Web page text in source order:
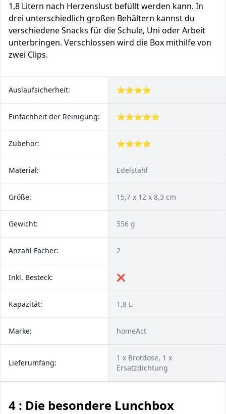
1,8 Litern nach Herzenslust befüllt werden kann. In
drei unterschiedlich großen Behältern kannst du
verschiedene Snacks für die Schule, Uni oder Arbeit
unterbringen. Verschlossen wird die Box mithilfe von
zwei Clips.
Auslaufsicherheit: ⭐⭐⭐⭐
Einfachheit der Reinigung: ⭐⭐⭐⭐⭐
Zubehör: ⭐⭐⭐⭐
Material: Edelstahl
Größe: ‎15,7 x 12 x 8,3 cm
Gewicht: 556 g
Anzahl Fächer: 2
Inkl. Besteck: ❌
Kapazität: 1,8 L
Marke: homeAct
Lieferumfang:
1 x Brotdose, 1 x
Ersatzdichtung
4 : Die besondere Lunchbox